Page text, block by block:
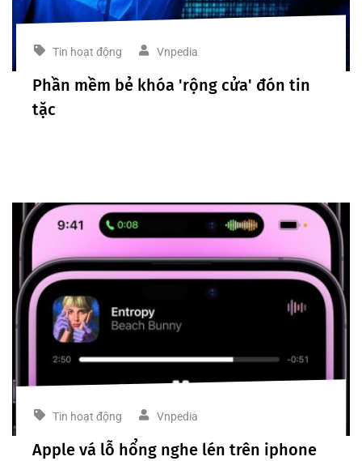
Tin hoạt động Vnpedia
Phần mềm bẻ khóa 'rộng cửa' đón tin
tặc
Tin hoạt động Vnpedia
Apple vá lỗ hổng nghe lén trên iphone